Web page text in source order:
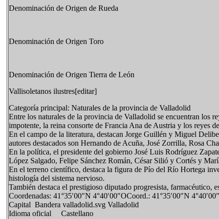
Denominación de Origen de Rueda
Denominación de Origen Toro
Denominación de Origen Tierra de León
Vallisoletanos ilustres[editar]
Categoría principal: Naturales de la provincia de Valladolid
Entre los naturales de la provincia de Valladolid se encuentran
impotente, la reina consorte de Francia Ana de Austria y los reyes
En el campo de la literatura, destacan Jorge Guillén y Miguel
autores destacados son Hernando de Acuña, José Zorrilla, Rosa
En la política, el presidente del gobierno José Luis Rodríguez
López Salgado, Felipe Sánchez Román, César Silió y Cortés y
En el terreno científico, destaca la figura de Pío del Río Hortega
histología del sistema nervioso.
También destaca el prestigioso diputado progresista, farmacéutico,
Coordenadas: 41°35′00″N 4°40′00″OCoord.: 41°35′00″N
Capital Bandera valladolid.svg Valladolid
Idioma oficial Castellano